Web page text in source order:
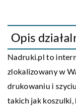
Opis
Nadruki.pl to
zlokalizowany w
drukowaniu i
takich jak koszulki,